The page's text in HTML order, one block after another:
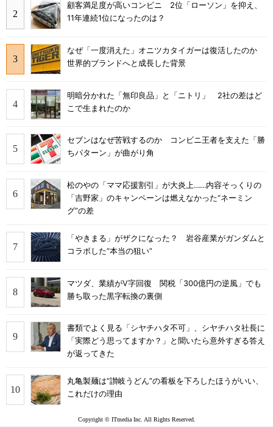
顧客満足度が高いコンビニ 2位「ローソン」を抑え、
11年連続1位になったのは？
なぜ「一度消えた」オニツカタイガーは復活したのか
世界的ブランドへと成長した背景
明暗分かれた「無印良品」と「ニトリ」 2社の差はど
こで生まれたのか
セブンはなぜ苦戦するのか コンビニ王者を支えた「勝
ちパターン」が曲がり角
松のやの「ママ応援割引」が大炎上……内容そっくりの
「吉野家」のキャンペーンは燃えなかった“ネーミン
グ”の差
「やきまる」がザクになった？ 岩谷産業がガンダムと
コラボした“本当の狙い”
マツダ、業績がV字回復 関税「300億円の逆風」でも
勝ち取った黒字転換の裏側
書類でよく見る「シヤチハタ不可」、シヤチハタ社長に
「実際どう思ってますか？」と聞いたら意外すぎる答え
が返ってきた
丸亀製麺は“讃岐うどん”の看板を下ろしたほうがいい、
これだけの理由
Copyright © ITmedia Inc. All Rights Reserved.